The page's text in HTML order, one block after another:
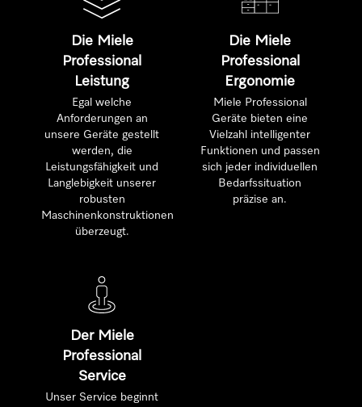
Die Miele
Professional
Leistung
Egal welche
Anforderungen an
unsere Geräte gestellt
werden, die
Leistungsfähigkeit und
Langlebigkeit unserer
robusten
Maschinenkonstruktionen
überzeugt.
Die Miele
Professional
Ergonomie
Miele Professional
Geräte bieten eine
Vielzahl intelligenter
Funktionen und passen
sich jeder individuellen
Bedarfssituation
präzise an.
Der Miele
Professional
Service
Unser Service beginnt